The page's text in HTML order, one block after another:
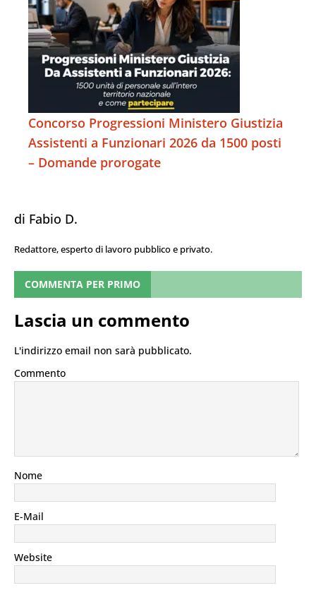
Concorso Progressioni Ministero Giustizia
Assistenti a Funzionari 2026 da 1500 posti
– Domande prorogate
di Fabio D.
Redattore, esperto di lavoro pubblico e privato.
COMMENTA PER PRIMO
Lascia un commento
L'indirizzo email non sarà pubblicato.
Commento
Nome
E-Mail
Website